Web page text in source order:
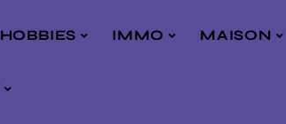
HOBBIES IMMO MAISON